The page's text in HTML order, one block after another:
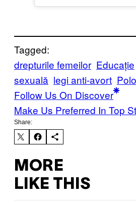
Tagged:
drepturile femeilor Educație
sexuală legi anti-avort
Follow Us On Discover
Make Us Preferred In Top
Share:
MORE
LIKE THIS